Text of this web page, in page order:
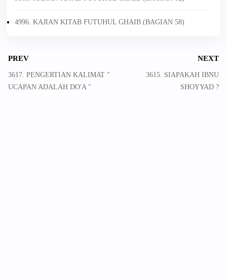
4996. KAJIAN KITAB FUTUHUL GHAIB (BAGIAN 58)
PREV
3617. PENGERTIAN KALIMAT "
UCAPAN ADALAH DO'A "
NEXT
3615. SIAPAKAH IBNU
SHOYYAD ?